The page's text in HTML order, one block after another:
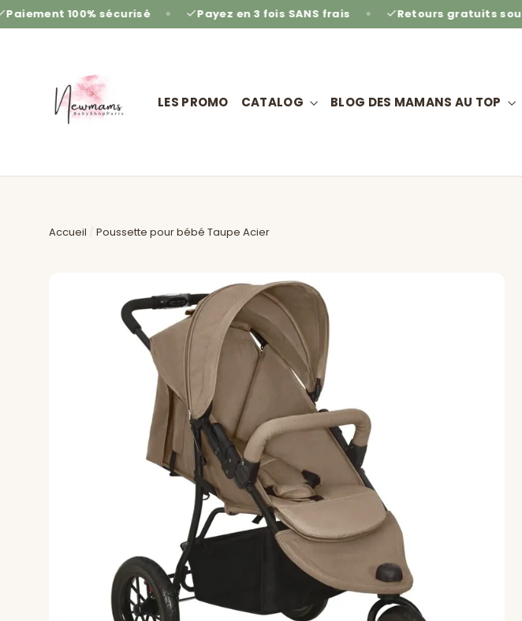
Passer
au
sécurisé Payez en 3 fois SANS frais Retours gratuits sous 14 jours
LES PROMO CATALOG BLOG DES MAMANS AU TOP
Accueil / Poussette pour bébé Taupe Acier